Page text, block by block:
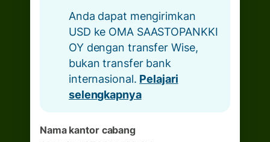
Anda dapat mengirimkan
USD ke OMA SAASTOPANKKI
OY dengan transfer Wise,
bukan transfer bank
internasional. Pelajari
selengkapnya
Nama kantor cabang